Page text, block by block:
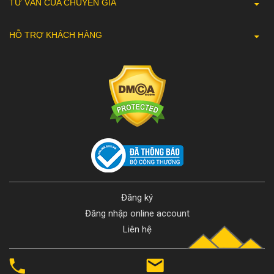
Ắt hẳn ai cũng thích đi picnic, vậy làm thế nào để thêm phần thú vị cho chuyến đi?
Buổi dã ngoại của bạn lơ lửng giữa không khí, vậy làm thế nào đề tạo ta buổi picnic
Hãy chuẩn bị một chiếc lều đủ lớn cho cả nhóm, đóng gói trái cây và sandwich vào
một chiếc giỏ, nhớ mang theo đèn trang trí và cuối cùng chọn một nơi thoáng mát
TƯ VẤN CỦA CHUYÊN GIA
HỖ TRỢ KHÁCH HÀNG
Đăng ký
Đăng nhập online account
Liên hệ